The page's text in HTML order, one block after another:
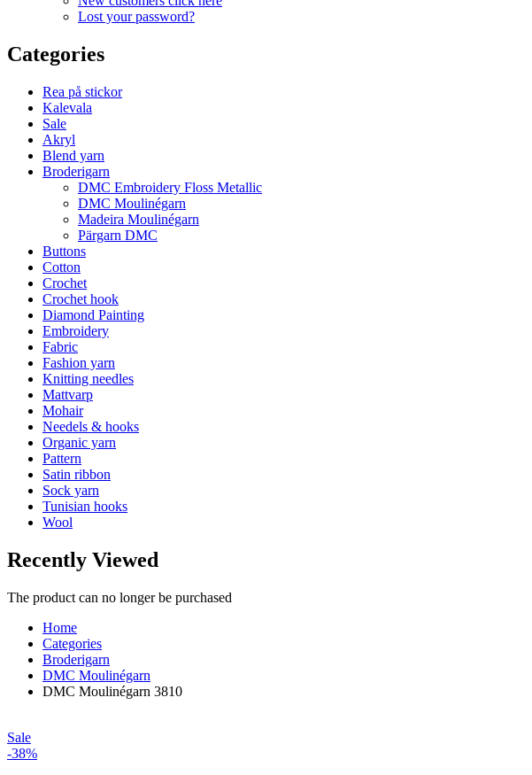
Lost your password?
Categories
Rea på stickor
Kalevala
Sale
Akryl
Blend yarn
Broderigarn
DMC Embroidery Floss Metallic
DMC Moulinégarn
Madeira Moulinégarn
Pärgarn DMC
Buttons
Cotton
Crochet
Crochet hook
Diamond Painting
Embroidery
Fabric
Fashion yarn
Knitting needles
Mattvarp
Mohair
Needels & hooks
Organic yarn
Pattern
Satin ribbon
Sock yarn
Tunisian hooks
Wool
Recently Viewed
The product can no longer be purchased
Home
Categories
Broderigarn
DMC Moulinégarn
DMC Moulinégarn 3810
Sale
-38%